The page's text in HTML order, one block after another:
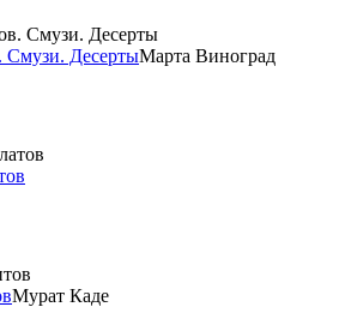
Смузи. ДесертыМарта Виноград
Мурат Каде